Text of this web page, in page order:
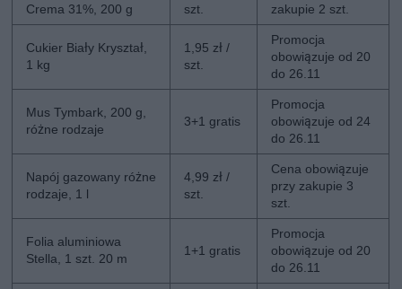
Crema 31%, 200 g
szt.
zakupie 2 szt.
Cukier Biały Kryształ,
1 kg
1,95 zł /
szt.
Promocja
obowiązuje od 20
do 26.11
Mus Tymbark, 200 g,
różne rodzaje
3+1 gratis
Promocja
obowiązuje od 24
do 26.11
Napój gazowany różne
rodzaje, 1 l
4,99 zł /
szt.
Cena obowiązuje
przy zakupie 3
szt.
Folia aluminiowa
Stella, 1 szt. 20 m
1+1 gratis
Promocja
obowiązuje od 20
do 26.11